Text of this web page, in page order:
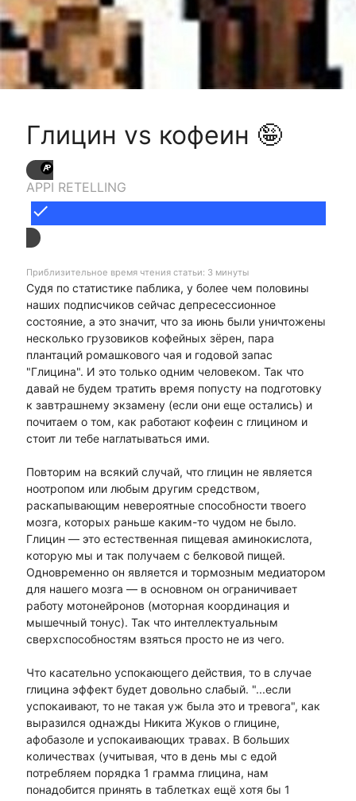
Глицин vs кофеин 🤪
APPI RETELLING
done
Приблизительное время чтения статьи: 3 минуты
Судя по статистике паблика, у более чем половины
наших подписчиков сейчас депресессионное
состояние, а это значит, что за июнь были уничтожены
несколько грузовиков кофейных зёрен, пара
плантаций ромашкового чая и годовой запас
"Глицина". И это только одним человеком. Так что
давай не будем тратить время попусту на подготовку
к завтрашнему экзамену (если они еще остались) и
почитаем о том, как работают кофеин с глицином и
стоит ли тебе наглатываться ими.
Повторим на всякий случай, что глицин не является
ноотропом или любым другим средством,
раскапывающим невероятные способности твоего
мозга, которых раньше каким-то чудом не было.
Глицин — это естественная пищевая аминокислота,
которую мы и так получаем с белковой пищей.
Одновременно он является и тормозным медиатором
для нашего мозга — в основном он ограничивает
работу мотонейронов (моторная координация и
мышечный тонус). Так что интеллектуальным
сверхспособностям взяться просто не из чего.
Что касательно успокающего действия, то в случае
глицина эффект будет довольно слабый. "...если
успокаивают, то не такая уж была это и тревога", как
выразился однажды Никита Жуков о глицине,
афобазоле и успокаивающих травах. В больших
количествах (учитывая, что в день мы с едой
потребляем порядка 1 грамма глицина, нам
понадобится принять в таблетках ещё хотя бы 1